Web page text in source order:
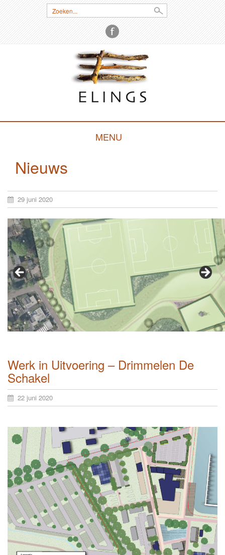
Zoeken:
MENU
TO
Nieuws
29 juni 2020
Werk in Uitvoering – Drimmelen De
Schakel
22 juni 2020